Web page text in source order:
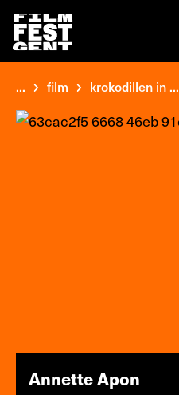
... film krokodillen in ...
Annette Apon